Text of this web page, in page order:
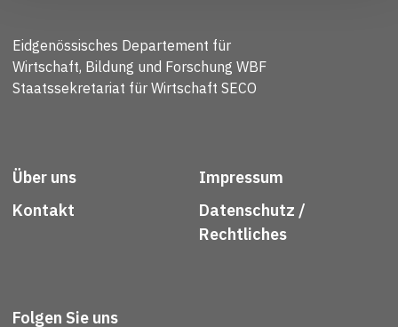
Eidgenössisches Departement für
Wirtschaft, Bildung und Forschung WBF
Staatssekretariat für Wirtschaft SECO
Über uns
Kontakt
Impressum
Datenschutz /
Rechtliches
Folgen Sie uns